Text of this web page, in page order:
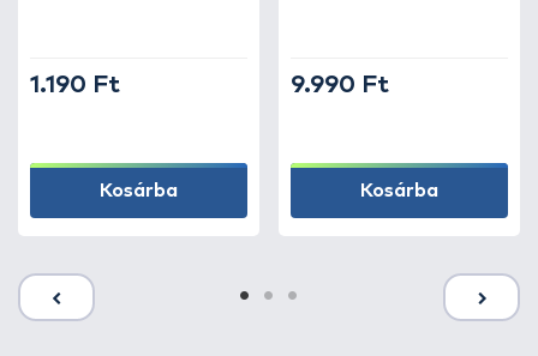
1.190 Ft
Kosárba
9.990 Ft
Kosárba